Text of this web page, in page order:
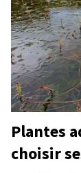
Plantes
choisir